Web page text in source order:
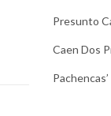
Presunto
Caen Dos